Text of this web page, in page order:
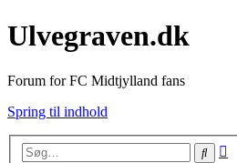
Ulvegraven.dk
Forum for FC Midtjylland fans
Spring til indhold
Søg